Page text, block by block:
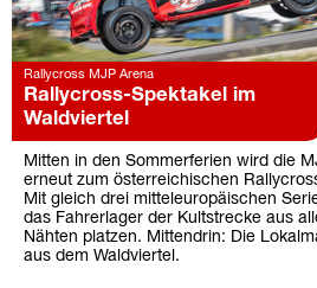
Rallycross MJP Arena
Rallycross-Spektakel im
Waldviertel
Mitten in den Sommerferien wird die
erneut zum österreichischen
Mit gleich drei mitteleuropäischen
das Fahrerlager der Kultstrecke aus
Nähten platzen. Mittendrin: Die
aus dem Waldviertel.